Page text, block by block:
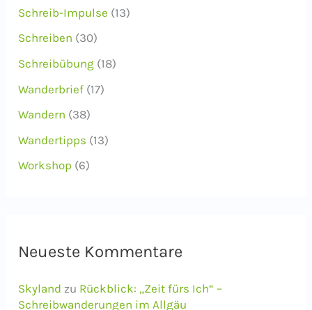
Schreib-Impulse (13)
Schreiben (30)
Schreibübung (18)
Wanderbrief (17)
Wandern (38)
Wandertipps (13)
Workshop (6)
Neueste Kommentare
Skyland zu Rückblick: „Zeit fürs Ich“ –
Schreibwanderungen im Allgäu